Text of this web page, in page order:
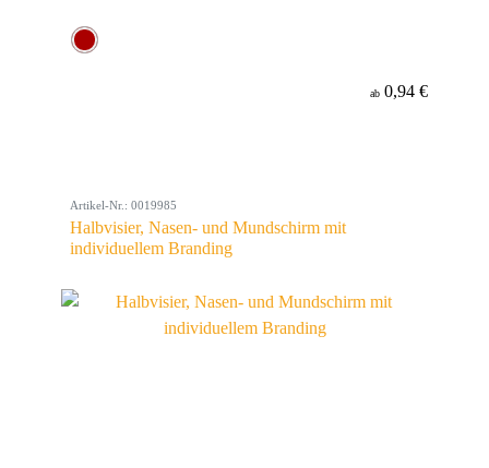
ab 0,94 €
Artikel-Nr.: 0019985
Halbvisier, Nasen- und Mundschirm mit
individuellem Branding